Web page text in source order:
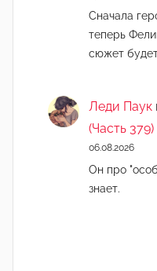
Сначала
теперь
сюжет будет
Леди Паук
(Часть 379)
06.08.2026
Он про
знает.